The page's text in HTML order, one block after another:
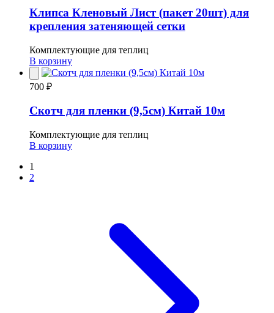
Клипса Кленовый Лист (пакет 20шт) для
крепления затеняющей сетки
Комплектующие для теплиц
В корзину
700 ₽
Скотч для пленки (9,5см) Китай 10м
Комплектующие для теплиц
В корзину
Пагинация
записей
1
2